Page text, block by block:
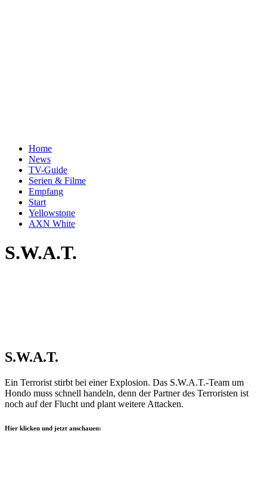
Home
News
TV-Guide
Serien & Filme
Empfang
Start
Yellowstone
AXN White
S.W.A.T.
S.W.A.T.
Ein Terrorist stirbt bei einer Explosion. Das S.W.A.T.-Team um
Hondo muss schnell handeln, denn der Partner des Terroristen ist
noch auf der Flucht und plant weitere Attacken.
Hier klicken und jetzt anschauen: